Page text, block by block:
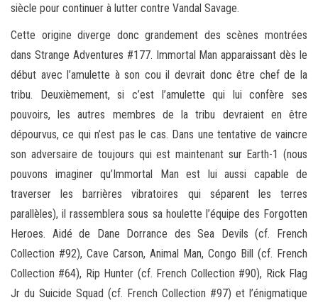
siècle pour continuer à lutter contre Vandal Savage.
Cette origine diverge donc grandement des scènes montrées
dans Strange Adventures #177. Immortal Man apparaissant dès le
début avec l’amulette à son cou il devrait donc être chef de la
tribu. Deuxièmement, si c’est l’amulette qui lui confère ses
pouvoirs, les autres membres de la tribu devraient en être
dépourvus, ce qui n’est pas le cas. Dans une tentative de vaincre
son adversaire de toujours qui est maintenant sur Earth-1 (nous
pouvons imaginer qu’Immortal Man est lui aussi capable de
traverser les barrières vibratoires qui séparent les terres
parallèles), il rassemblera sous sa houlette l’équipe des Forgotten
Heroes. Aidé de Dane Dorrance des Sea Devils (cf. French
Collection #92), Cave Carson, Animal Man, Congo Bill (cf. French
Collection #64), Rip Hunter (cf. French Collection #90), Rick Flag
Jr du Suicide Squad (cf. French Collection #97) et l’énigmatique